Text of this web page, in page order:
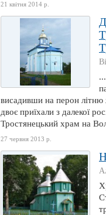
21 квітня 2014 р.
висадивши на перон літню
двоє приїхали з далекої
Тростянецький храм на
27 червня 2013 р.